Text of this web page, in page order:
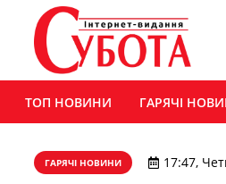
ТОП НОВИНИ ГАРЯЧІ
ГАРЯЧІ НОВИНИ 17:47,